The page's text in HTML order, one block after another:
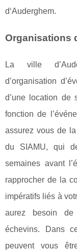
d‘Auderghem.
Organisations
La ville
d’organisation
d’une location de
fonction de
assurez vous de
du SIAMU, qui
semaines avant
rapprocher de la
impératifs liés à
aurez besoin de
échevins. Dans
peuvent vous